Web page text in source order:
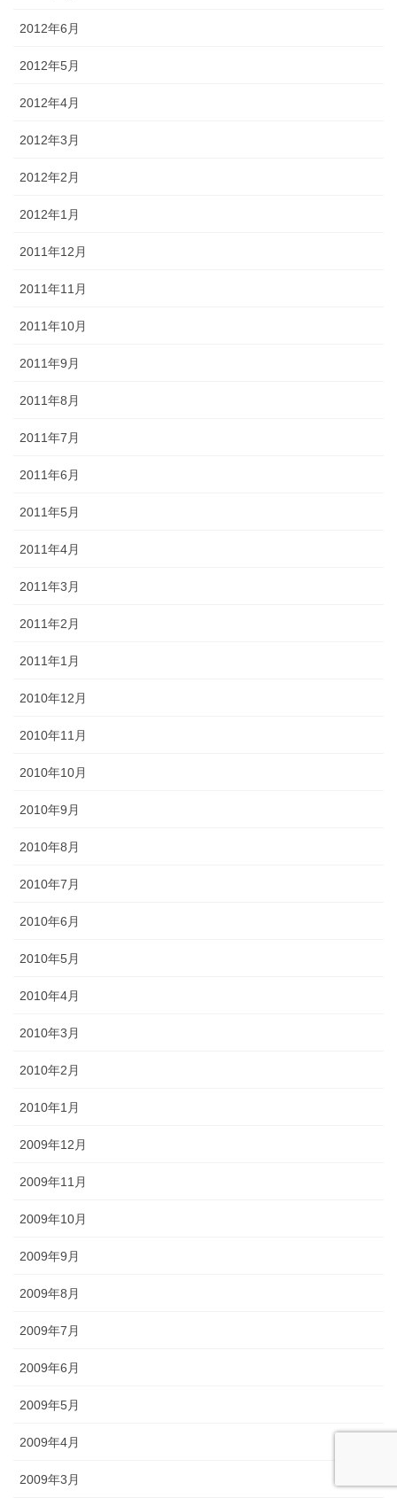
2012年6月
2012年5月
2012年4月
2012年3月
2012年2月
2012年1月
2011年12月
2011年11月
2011年10月
2011年9月
2011年8月
2011年7月
2011年6月
2011年5月
2011年4月
2011年3月
2011年2月
2011年1月
2010年12月
2010年11月
2010年10月
2010年9月
2010年8月
2010年7月
2010年6月
2010年5月
2010年4月
2010年3月
2010年2月
2010年1月
2009年12月
2009年11月
2009年10月
2009年9月
2009年8月
2009年7月
2009年6月
2009年5月
2009年4月
2009年3月